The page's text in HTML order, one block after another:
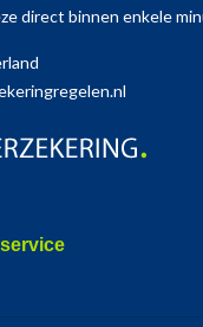
direct binnen enkele